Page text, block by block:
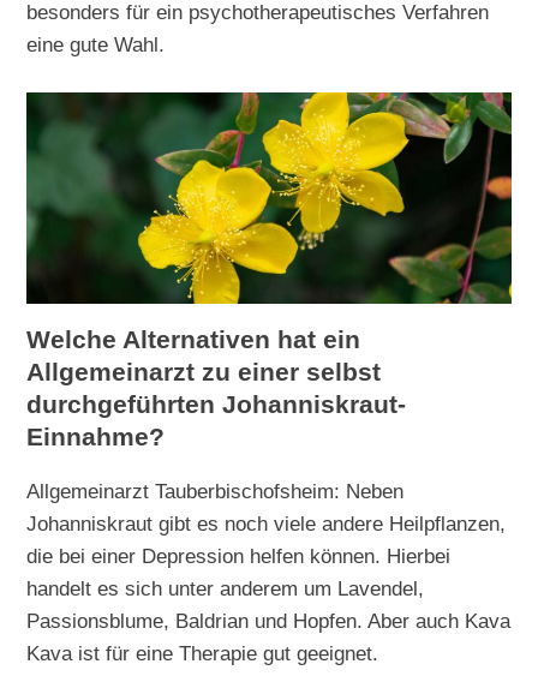
besonders für ein psychotherapeutisches Verfahren
eine gute Wahl.
Welche Alternativen hat ein
Allgemeinarzt zu einer selbst
durchgeführten Johanniskraut-
Einnahme?
Allgemeinarzt Tauberbischofsheim: Neben
Johanniskraut gibt es noch viele andere Heilpflanzen,
die bei einer Depression helfen können. Hierbei
handelt es sich unter anderem um Lavendel,
Passionsblume, Baldrian und Hopfen. Aber auch Kava
Kava ist für eine Therapie gut geeignet.